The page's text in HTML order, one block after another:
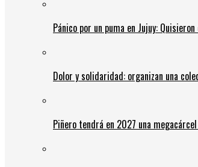
Pánico por un puma en Jujuy:
Dolor y solidaridad: organizan una
Piñero tendrá en 2027 una